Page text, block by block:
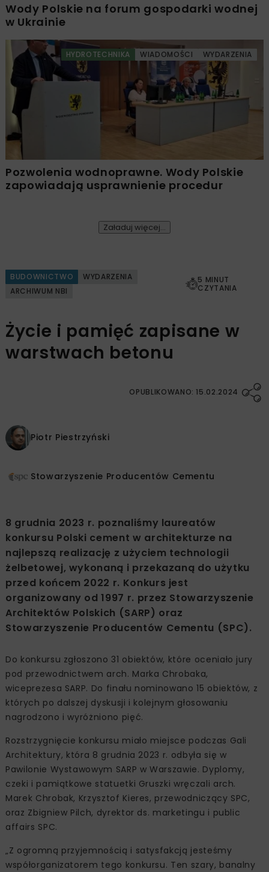
Wody Polskie na forum gospodarki wodnej
w Ukrainie
HYDROTECHNIKA WIADOMOŚCI WYDARZENIA
Pozwolenia wodnoprawne. Wody Polskie
zapowiadają usprawnienie procedur
Załaduj więcej...
BUDOWNICTWO
WYDARZENIA
ARCHIWUM NBI
5 MINUT
CZYTANIA
Życie i pamięć zapisane w
warstwach betonu
OPUBLIKOWANO: 15.02.2024
Piotr Piestrzyński
Stowarzyszenie Producentów Cementu
8 grudnia 2023 r. poznaliśmy laureatów
konkursu Polski cement w architekturze na
najlepszą realizację z użyciem technologii
żelbetowej, wykonaną i przekazaną do użytku
przed końcem 2022 r. Konkurs jest
organizowany od 1997 r. przez Stowarzyszenie
Architektów Polskich (SARP) oraz
Stowarzyszenie Producentów Cementu (SPC).
Do konkursu zgłoszono 31 obiektów, które oceniało jury
pod przewodnictwem arch. Marka Chrobaka,
wiceprezesa SARP. Do finału nominowano 15 obiektów, z
których po dalszej dyskusji i kolejnym głosowaniu
nagrodzono i wyróżniono pięć.
Rozstrzygnięcie konkursu miało miejsce podczas Gali
Architektury, która 8 grudnia 2023 r. odbyła się w
Pawilonie Wystawowym SARP w Warszawie. Dyplomy,
czeki i pamiątkowe statuetki Gruszki wręczali arch.
Marek Chrobak, Krzysztof Kieres, przewodniczący SPC,
oraz Zbigniew Pilch, dyrektor ds. marketingu i public
affairs SPC.
„Z ogromną przyjemnością i satysfakcją jesteśmy
współorganizatorem tego konkursu. Ten szary, banalny